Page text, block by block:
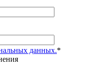
данных.*